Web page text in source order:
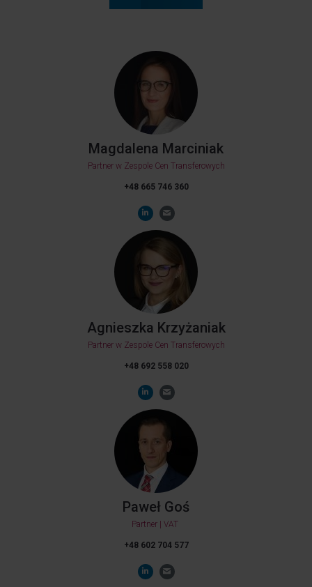
Magdalena Marciniak
Partner w Zespole Cen Transferowych
+48 665 746 360
Agnieszka Krzyżaniak
Partner w Zespole Cen Transferowych
+48 692 558 020
Paweł Goś
Partner | VAT
+48 602 704 577